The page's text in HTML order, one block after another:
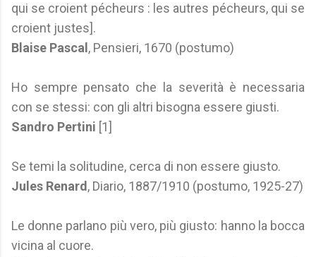
qui se croient pécheurs : les autres pécheurs, qui se
croient justes].
Blaise Pascal , Pensieri, 1670 (postumo)
Ho sempre pensato che la severità è necessaria
con se stessi: con gli altri bisogna essere giusti.
Sandro Pertini [1]
Se temi la solitudine, cerca di non essere giusto.
Jules Renard , Diario, 1887/1910 (postumo, 1925-27)
Le donne parlano più vero, più giusto: hanno la bocca
vicina al cuore.